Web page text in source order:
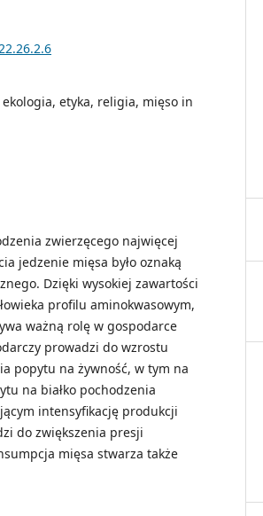
etyka, religia, mięso in
zwierzęcego najwięcej
jedzenie mięsa było oznaką
Dzięki wysokiej zawartości
profilu aminokwasowym,
ważną rolę w gospodarce
prowadzi do wzrostu
popytu na żywność, w tym na
na białko pochodzenia
intensyfikację produkcji
do zwiększenia presji
mięsa stwarza także